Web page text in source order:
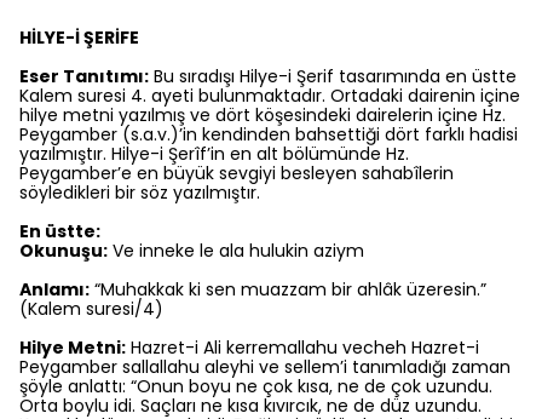
HİLYE-İ ŞERİFE
Eser Tanıtımı: Bu sıradışı Hilye-i Şerif tasarımında en üstte
Kalem suresi 4. ayeti bulunmaktadır. Ortadaki dairenin içine
hilye metni yazılmış ve dört köşesindeki dairelerin içine Hz.
Peygamber (s.a.v.)’in kendinden bahsettiği dört farklı hadisi
yazılmıştır. Hilye-i Şerîf’in en alt bölümünde Hz.
Peygamber’e en büyük sevgiyi besleyen sahabîlerin
söyledikleri bir söz yazılmıştır.
En üstte:
Okunuşu: Ve inneke le ala hulukin aziym
Anlamı: “Muhakkak ki sen muazzam bir ahlâk üzeresin.”
(Kalem suresi/4)
Hilye Metni: Hazret-i Ali kerremallahu vecheh Hazret-i
Peygamber sallallahu aleyhi ve sellem’i tanımladığı zaman
şöyle anlattı: “Onun boyu ne çok kısa, ne de çok uzundu.
Orta boylu idi. Saçları ne kısa kıvırcık, ne de düz uzundu.